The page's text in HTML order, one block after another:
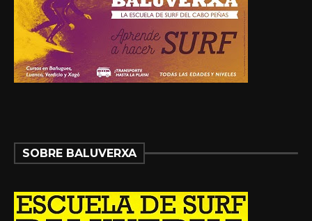
SOBRE BALUVERXA